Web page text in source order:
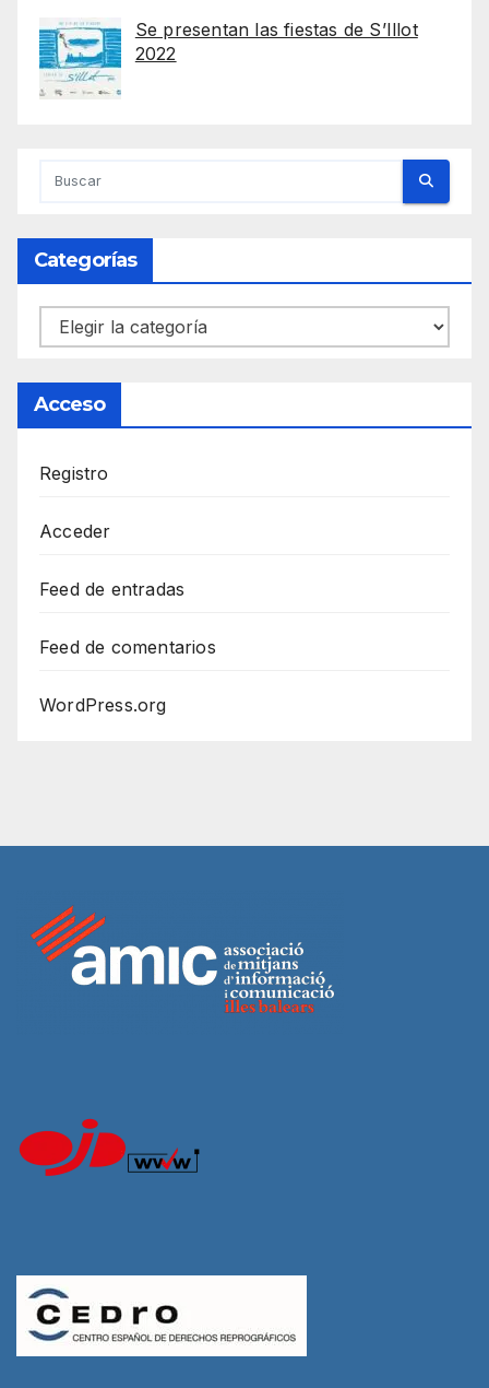
Se presentan las fiestas de S’Illot
2022
Categorías
Categorías
Acceso
Registro
Acceder
Feed de entradas
Feed de comentarios
WordPress.org